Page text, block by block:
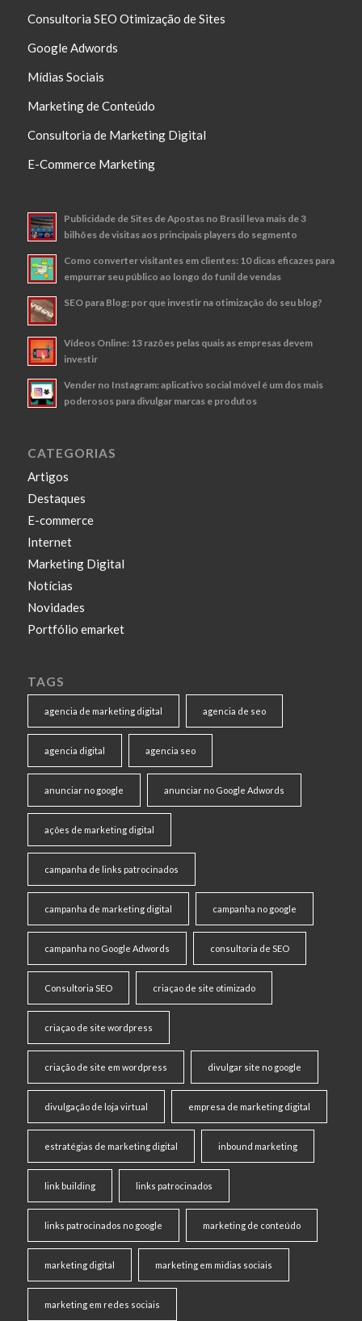
Consultoria SEO Otimização de Sites
Google Adwords
Mídias Sociais
Marketing de Conteúdo
Consultoria de Marketing Digital
E-Commerce Marketing
Publicidade de Sites de Apostas no Brasil leva mais de 3
bilhões de visitas aos principais players do segmento
Como converter visitantes em clientes: 10 dicas eficazes para
empurrar seu público ao longo do funil de vendas
SEO para Blog: por que investir na otimização do seu blog?
Vídeos Online: 13 razões pelas quais as empresas devem
investir
Vender no Instagram: aplicativo social móvel é um dos mais
poderosos para divulgar marcas e produtos
CATEGORIAS
Artigos
Destaques
E-commerce
Internet
Marketing Digital
Notícias
Novidades
Portfólio emarket
TAGS
agencia de marketing digital agencia de seo
agencia digital agencia seo
anunciar no google anunciar no Google Adwords
ações de marketing digital
campanha de links patrocinados
campanha de marketing digital campanha no google
campanha no Google Adwords consultoria de SEO
Consultoria SEO criaçao de site otimizado
criaçao de site wordpress
criação de site em wordpress divulgar site no google
divulgação de loja virtual empresa de marketing digital
estratégias de marketing digital inbound marketing
link building links patrocinados
links patrocinados no google marketing de conteúdo
marketing digital marketing em midias sociais
marketing em redes sociais